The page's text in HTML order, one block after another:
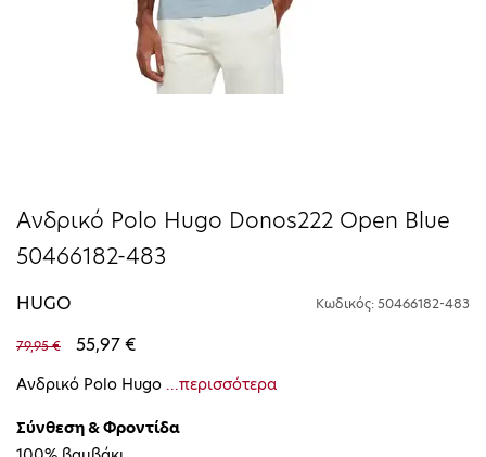
Ανδρικό Polo Hugo Donos222 Open Blue
50466182-483
HUGO Κωδικός: 50466182-483
79,95 € 55,97 €
Ανδρικό Polo Hugo ...περισσότερα
Σύνθεση & Φροντίδα